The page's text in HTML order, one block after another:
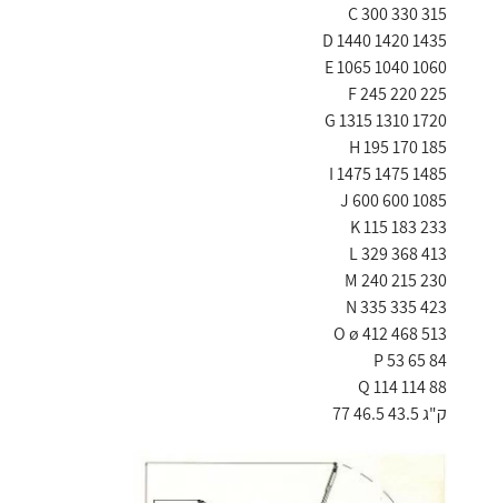
C 300 330 315
D 1440 1420 1435
E 1065 1040 1060
F 245 220 225
G 1315 1310 1720
H 195 170 185
I 1475 1475 1485
J 600 600 1085
K 115 183 233
L 329 368 413
M 240 215 230
N 335 335 423
O ø 412 468 513
P 53 65 84
Q 114 114 88
ק"ג 43.5 46.5 77